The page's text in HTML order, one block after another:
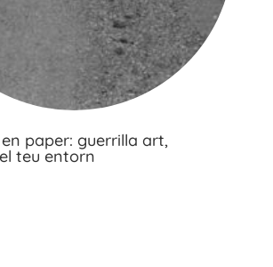
paper: guerrilla art,
teu entorn